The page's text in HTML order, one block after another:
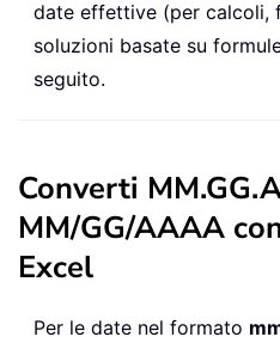
date effettive (per calcoli,
soluzioni basate su
seguito.
Converti
MM/GG/AAAA
Excel
Per le date nel formato